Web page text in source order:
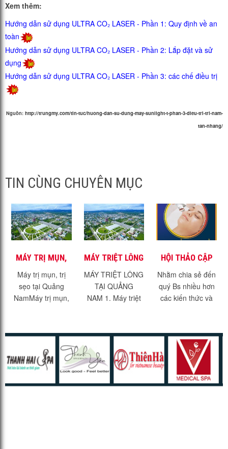
Xem thêm:
Hướng dẫn sử dụng ULTRA CO₂ LASER - Phần 1: Quy định về an
toàn
Hướng dẫn sử dụng ULTRA CO₂ LASER - Phần 2: Lắp đặt và sử
dụng
Hướng dẫn sử dụng ULTRA CO₂ LASER - Phần 3: các chế điều trị
Nguồn: http://trungmy.com/tin-tuc/huong-dan-su-dung-may-sunlight-t-phan-3-dieu-tri-tri-nam-
tan-nhang/
TIN CÙNG CHUYÊN MỤC
MÁY TRỊ MỤN,
TRỊ SẸO TẠI
QUẢNG NAM
Máy trị mụn, trị
sẹo tại Quảng
NamMáy trị mụn,
trị mụn, trị sẹo, trẻ
hóa da đang
thịnh...
MÁY TRIỆT LÔNG
TẠI QUẢNG NAM
MÁY TRIỆT LÔNG
TẠI QUẢNG
NAM 1. Máy triệt
Máy triệt lông hiệu
quả?Máy triệt lông
IPL Là thiết bị
phát...
HỘI THẢO CẬP
NHẬT KIẾN
THỨC TRỊ SẸO
MỚI NHẤT 2021
Nhằm chia sẻ đến
quý Bs nhiều hơn
các kiến thức và
Chúng tôi sẽ tổ
chức 1 chuỗi sự...